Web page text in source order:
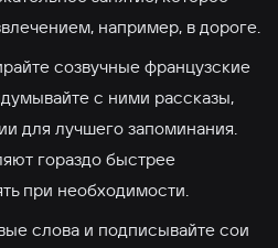
например, в дороге.
созвучные французские
с ними рассказы,
для лучшего запоминания.
гораздо быстрее
при необходимости.
слова и подписывайте сои